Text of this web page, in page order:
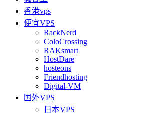
香港vps
便宜VPS
RackNerd
ColoCrossing
RAKsmart
HostDare
hosteons
Friendhosting
Digital-VM
国外VPS
日本VPS